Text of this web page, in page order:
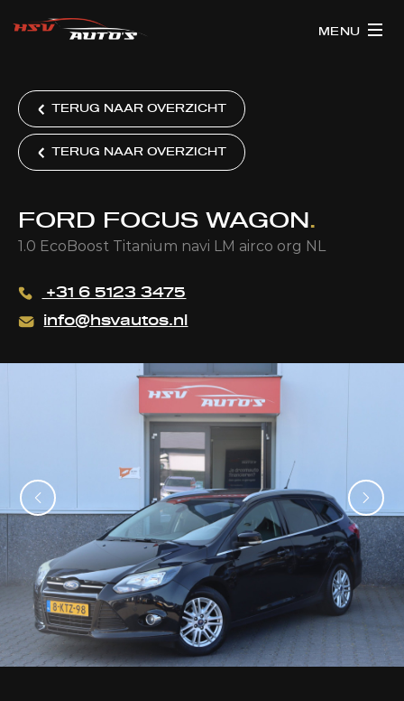
MENU
TERUG NAAR OVERZICHT
TERUG NAAR OVERZICHT
+31 6 5123 3475
info@hsvautos.nl
FORD FOCUS WAGON.
1.0 EcoBoost Titanium navi LM airco org NL